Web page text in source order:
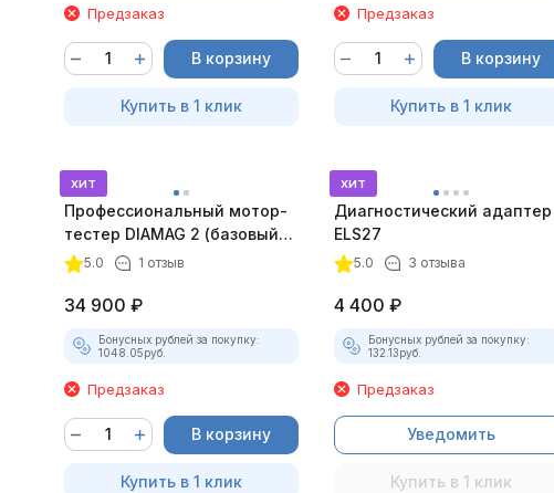
Предзаказ
В корзину
Купить в 1 клик
Предзаказ
В корзину
Купить в 1 клик
хит
Профессиональный мотор-
тестер DIAMAG 2 (базовый
комплект)
5.0 1 отзыв
34 900 ₽
Бонусных рублей за покупку:
1048.05руб.
Предзаказ
В корзину
Купить в 1 клик
хит
Диагностический адаптер
ELS27
5.0 3 отзыва
4 400 ₽
Бонусных рублей за покупку:
132.13руб.
Предзаказ
Уведомить
Купить в 1 клик